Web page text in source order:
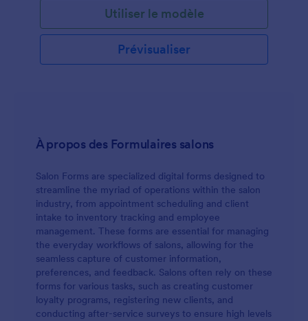
soins en établissant un document informatif qui
explique la procédure, les risques encourus dans la
procédure, les méthodes alternatives de traitement
et les risques de ne pas subir une telle procédure
chirurgicale. Cela aide également à établir un
Consentement Eclairé en Cas de Chirurgie est un
informer le patient de la procédure chirurgicale qu'il
ou elle est sur le point de subir. Les risques qui
peuvent survenir et les autres méthodes alternatives
qui peuvent être appliquées. Ce formulaire peut
facilement être modifié pour changer le contenu
afin de fournir un contenu plus détaillé pour une
certaine procédure. Utilisez ce formulaire pour vos
patients qui vont subir une opération. Aidez-les à
être informés et à prendre des décisions sensées.
Utiliser le modèle
Prévisualiser
À propos des Formulaires salons
Salon Forms are specialized digital forms designed to
streamline the myriad of operations within the salon
industry, from appointment scheduling and client
intake to inventory tracking and employee
management. These forms are essential for managing
the everyday workflows of salons, allowing for the
seamless capture of customer information,
preferences, and feedback. Salons often rely on these
forms for various tasks, such as creating customer
loyalty programs, registering new clients, and
conducting after-service surveys to ensure high levels